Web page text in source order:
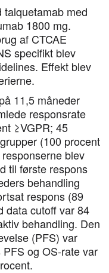
talquetamab med
1800 mg.
af CTCAE
specifikt blev
Effekt blev
11,5 måneder
responsrate
≥VGPR; 45
(100 procent
blev
til første respons
behandling
respons (89
data cutoff var 84
behandling. Den
(PFS) var
og OS-rate var